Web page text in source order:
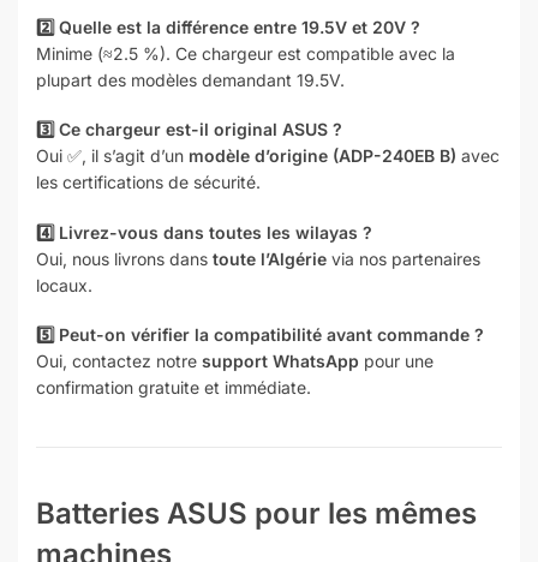
2️⃣ Quelle est la différence entre 19.5V et 20V ?
Minime (≈2.5 %). Ce chargeur est compatible avec la
plupart des modèles demandant 19.5V.
3️⃣ Ce chargeur est-il original ASUS ?
Oui ✅, il s’agit d’un modèle d’origine (ADP-240EB B) avec
les certifications de sécurité.
4️⃣ Livrez-vous dans toutes les wilayas ?
Oui, nous livrons dans toute l’Algérie via nos partenaires
locaux.
5️⃣ Peut-on vérifier la compatibilité avant commande ?
Oui, contactez notre support WhatsApp pour une
confirmation gratuite et immédiate.
Batteries ASUS pour les mêmes
machines